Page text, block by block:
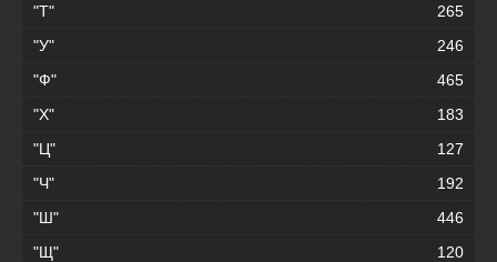
"Т"
265
"У"
246
"Ф"
465
"Х"
183
"Ц"
127
"Ч"
192
"Ш"
446
"Щ"
120